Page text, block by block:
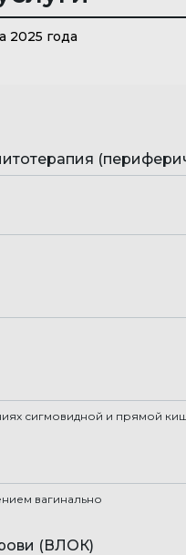
2025 года
сигмовидной и прямой
вагинально
(ВЛОК)